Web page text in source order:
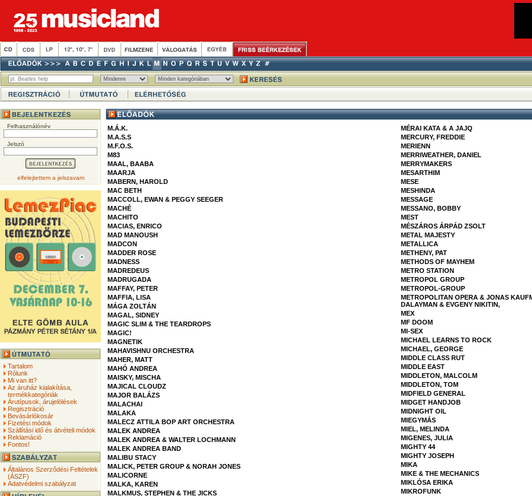
Felhasználónév
Jelszó
elfelejtettem a jelszavam
Tartalom
Rólunk
Mi van itt?
Az áruház kialakítása,
termékkategóriák
Árutípusok, árujelölések
Regisztráció
Bevásárlókosár
Fizetési módok
Szállítási idő és átvételi módok
Reklamáció
Fontos!
Általános Szerződési Feltételek
(ÁSZF)
Adatvédelmi szabályzat
M.Á.K.
M.A.S.S
M.F.O.S.
M83
MAAL, BAABA
MAARJA
MABERN, HAROLD
MAC BETH
MACCOLL, EWAN & PEGGY SEEGER
MACHÉ
MACHITO
MACIAS, ENRICO
MAD MANOUSH
MADCON
MADDER ROSE
MADNESS
MADREDEUS
MADRUGADA
MAFFAY, PETER
MAFFIA, LISA
MÁGA ZOLTÁN
MAGAL, SIDNEY
MAGIC SLIM & THE TEARDROPS
MAGIC!
MAGNETIK
MAHAVISHNU ORCHESTRA
MAHER, MATT
MAHÓ ANDREA
MAISKY, MISCHA
MAJICAL CLOUDZ
MAJOR BALÁZS
MALACHAI
MALAKA
MALECZ ATTILA BOP ART ORCHESTRA
MALEK ANDREA
MALEK ANDREA & WALTER LOCHMANN
MALEK ANDREA BAND
MALIBU STACY
MALICK, PETER GROUP & NORAH JONES
MALICORNE
MALKA, KAREN
MALKMUS, STEPHEN & THE JICKS
MÉRAI KATA & A JAJQ
MERCURY, FREDDIE
MERIENN
MERRIWEATHER, DANIEL
MERRYMAKERS
MESARTHIM
MESE
MESHINDA
MESSAGE
MESSANO, BOBBY
MEST
MÉSZÁROS ÁRPÁD ZSOLT
METAL MAJESTY
METALLICA
METHENY, PAT
METHODS OF MAYHEM
METRO STATION
METROPOL GROUP
METROPOL-GROUP
METROPOLITAN OPERA & JONAS
DALAYMAN & EVGENY NIKITIN,
MEX
MF DOOM
MI-SEX
MICHAEL LEARNS TO ROCK
MICHAEL, GEORGE
MIDDLE CLASS RUT
MIDDLE EAST
MIDDLETON, MALCOLM
MIDDLETON, TOM
MIDFIELD GENERAL
MIDGET HANDJOB
MIDNIGHT OIL
MIEGYMÁS
MIEL, MELINDA
MIGENES, JULIA
MIGHTY 44
MIGHTY JOSEPH
MIKA
MIKE & THE MECHANICS
MIKLÓSA ERIKA
MIKROFUNK